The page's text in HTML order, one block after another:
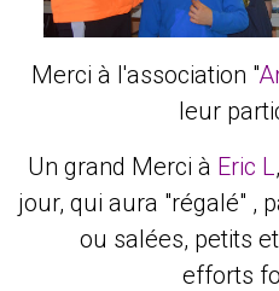
Merci à l'association "
leur
Un grand Merci à Eric L
jour, qui aura "régalé" ,
ou salées, petits
efforts